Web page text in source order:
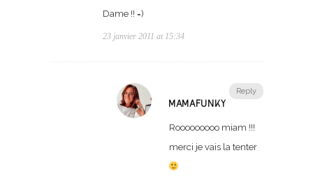
Dame !! =)
23 janvier 2011 at 15:34
Reply
MAMAFUNKY
Rooooooooo miam !!!
merci je vais la tenter